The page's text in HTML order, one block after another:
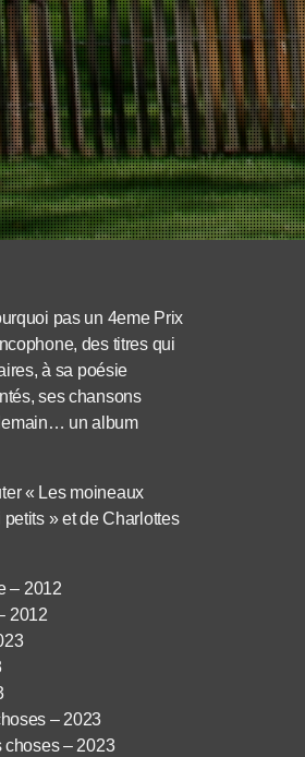
pas un 4eme Prix
des titres qui
à sa poésie
ses chansons
un album
« Les moineaux
» et de Charlottes
– 2012
2012
– 2023
choses – 2023